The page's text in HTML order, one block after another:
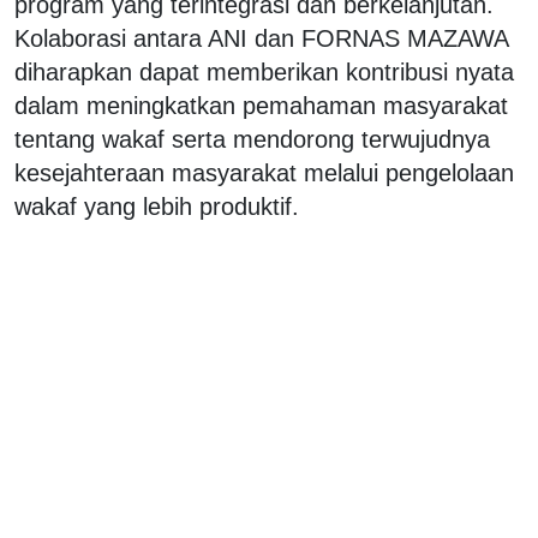
Kolaborasi antara ANI dan FORNAS MAZAWA
diharapkan dapat memberikan kontribusi nyata
dalam meningkatkan pemahaman masyarakat
tentang wakaf serta mendorong terwujudnya
kesejahteraan masyarakat melalui pengelolaan
wakaf yang lebih produktif.